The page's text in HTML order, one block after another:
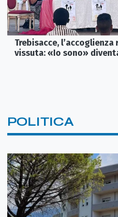
Trebisacce,
vissuta: «Io sono»
POLITICA